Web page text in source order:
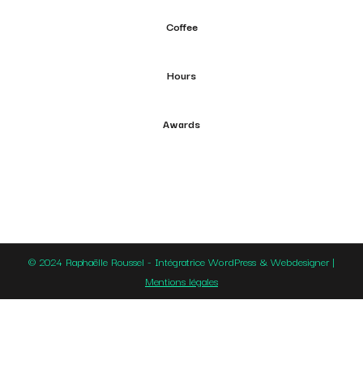
Coffee
Hours
Awards
© 2024 Raphaëlle Roussel - Intégratrice WordPress & Webdesigner |
Mentions légales